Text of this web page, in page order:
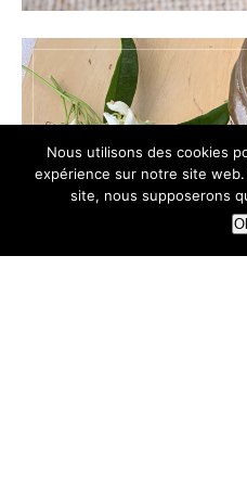
Nous utilisons des cookies
expérience sur notre site
site, nous supposerons